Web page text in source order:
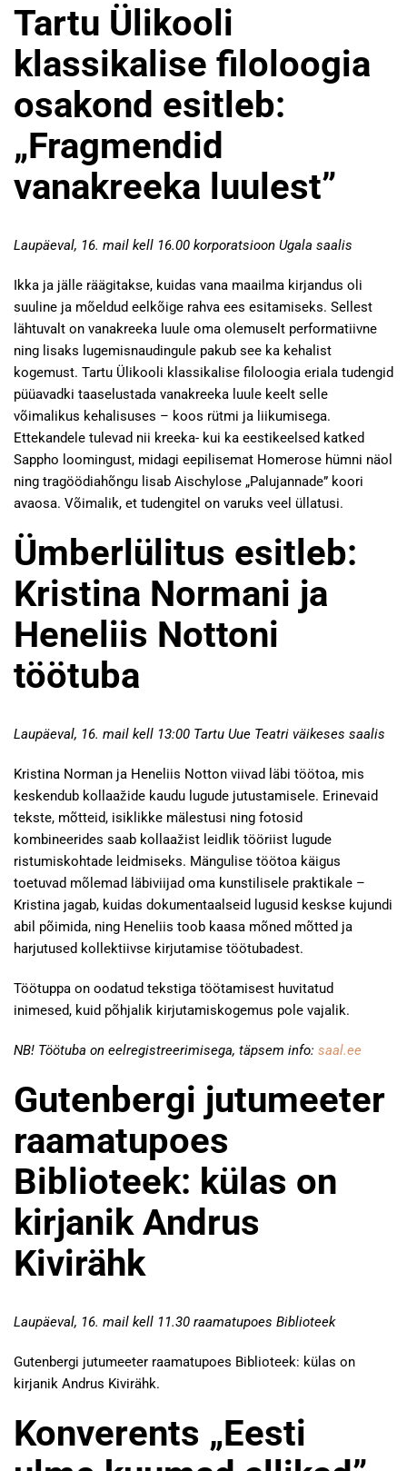
Tartu Ülikooli
klassikalise filoloogia
osakond esitleb:
„Fragmendid
vanakreeka luulest”
Laupäeval, 16. mail kell 16.00 korporatsioon Ugala saalis
Ikka ja jälle räägitakse, kuidas vana maailma kirjandus oli
suuline ja mõeldud eelkõige rahva ees esitamiseks. Sellest
lähtuvalt on vanakreeka luule oma olemuselt performatiivne
ning lisaks lugemisnaudingule pakub see ka kehalist
kogemust. Tartu Ülikooli klassikalise filoloogia eriala tudengid
püüavadki taaselustada vanakreeka luule keelt selle
võimalikus kehalisuses – koos rütmi ja liikumisega.
Ettekandele tulevad nii kreeka- kui ka eestikeelsed katked
Sappho loomingust, midagi eepilisemat Homerose hümni näol
ning tragöödiahõngu lisab Aischylose „Palujannade” koori
avaosa. Võimalik, et tudengitel on varuks veel üllatusi.
Ümberlülitus esitleb:
Kristina Normani ja
Heneliis Nottoni
töötuba
Laupäeval, 16. mail kell 13:00 Tartu Uue Teatri väikeses saalis
Kristina Norman ja Heneliis Notton viivad läbi töötoa, mis
keskendub kollaažide kaudu lugude jutustamisele. Erinevaid
tekste, mõtteid, isiklikke mälestusi ning fotosid
kombineerides saab kollaažist leidlik tööriist lugude
ristumiskohtade leidmiseks. Mängulise töötoa käigus
toetuvad mõlemad läbiviijad oma kunstilisele praktikale –
Kristina jagab, kuidas dokumentaalseid lugusid keskse kujundi
abil põimida, ning Heneliis toob kaasa mõned mõtted ja
harjutused kollektiivse kirjutamise töötubadest.
Töötuppa on oodatud tekstiga töötamisest huvitatud
inimesed, kuid põhjalik kirjutamiskogemus pole vajalik.
NB! Töötuba on eelregistreerimisega, täpsem info: saal.ee
Gutenbergi jutumeeter
raamatupoes
Biblioteek: külas on
kirjanik Andrus
Kivirähk
Laupäeval, 16. mail kell 11.30 raamatupoes Biblioteek
Gutenbergi jutumeeter raamatupoes Biblioteek: külas on
kirjanik Andrus Kivirähk.
Konverents „Eesti